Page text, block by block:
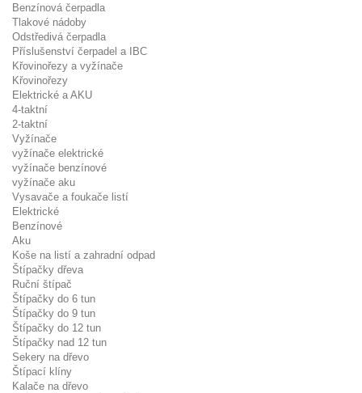
Benzínová čerpadla
Tlakové nádoby
Odstředivá čerpadla
Příslušenství čerpadel a IBC
Křovinořezy a vyžínače
Křovinořezy
Elektrické a AKU
4-taktní
2-taktní
Vyžínače
vyžínače elektrické
vyžínače benzínové
vyžínače aku
Vysavače a foukače listí
Elektrické
Benzínové
Aku
Koše na listí a zahradní odpad
Štípačky dřeva
Ruční štípač
Štípačky do 6 tun
Štípačky do 9 tun
Štípačky do 12 tun
Štípačky nad 12 tun
Sekery na dřevo
Štípací klíny
Kalače na dřevo